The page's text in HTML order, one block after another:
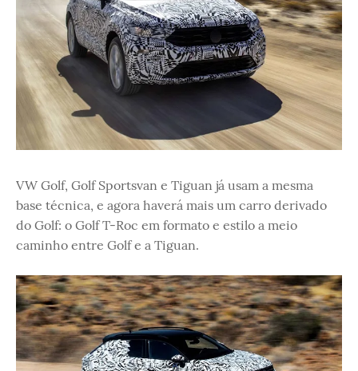
VW Golf, Golf Sportsvan e Tiguan já usam a mesma
base técnica, e agora haverá mais um carro derivado
do Golf: o Golf T-Roc em formato e estilo a meio
caminho entre Golf e a Tiguan.